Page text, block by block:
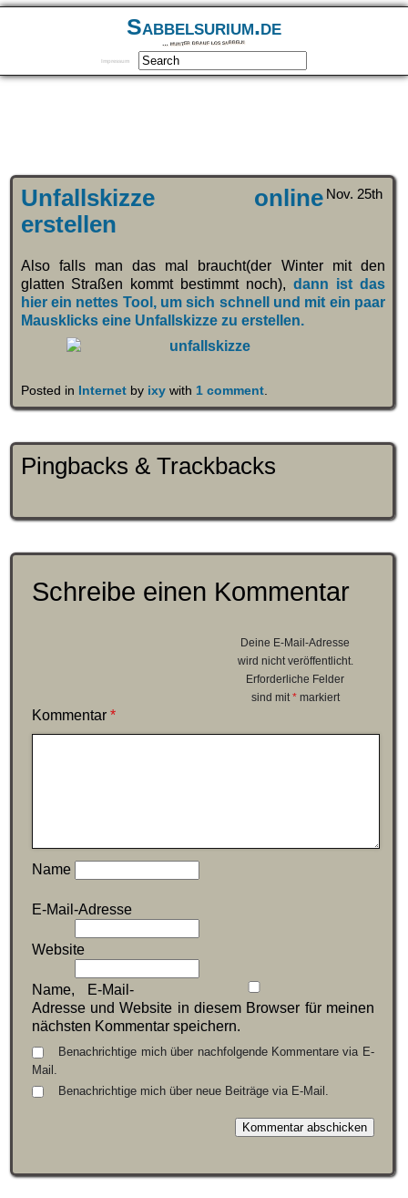
Sabbelsurium.de
… munter drauf los sabbeln
Impressum
Nov. 25th
Unfallskizze online
erstellen
Also falls man das mal braucht(der Winter mit den
glatten Straßen kommt bestimmt noch),dann ist das
hier ein nettes Tool, um sich schnell und mit ein paar
Mausklicks eine Unfallskizze zu erstellen.
Posted in Internetby ixywith 1 comment.
Pingbacks & Trackbacks
Schreibe einen Kommentar
Deine E-Mail-Adresse
wird nicht veröffentlicht.
Erforderliche Felder
sind mit*markiert
Kommentar *
Name
E-Mail-Adresse
Website
Name, E-Mail-
Adresse und Website in diesem Browser für meinen
nächsten Kommentar speichern.
Benachrichtige mich über nachfolgende Kommentare via E-
Mail.
Benachrichtige mich über neue Beiträge via E-Mail.